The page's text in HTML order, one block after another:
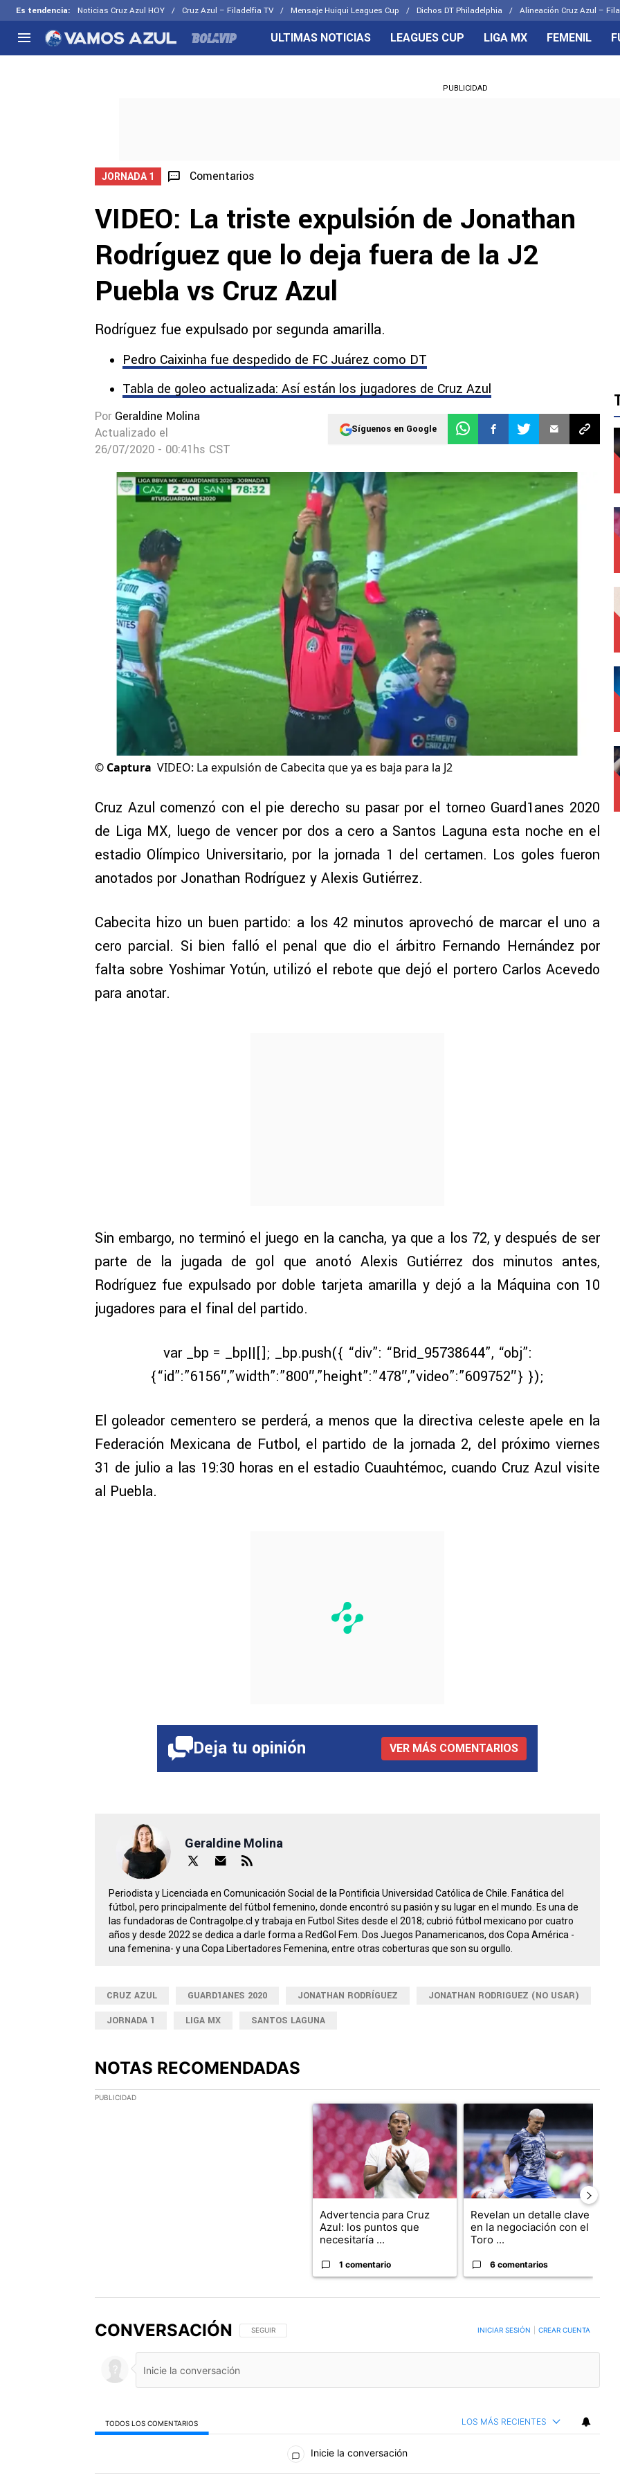
Es tendencia: Noticias Cruz Azul HOY Cruz Azul – Filadelfia TV Mensaje Huiqui Leagues Cup Dichos DT Philadelphia Alineación Cruz Azul –
Selección Mexicana
CELESTES
ULTIMAS NOTICIAS LEAGUES CUP LIGA MX FEMENIL
PUBLICIDAD
JORNADA 1 Comentarios
VIDEO: La triste expulsión de Jonathan
Rodríguez que lo deja fuera de la J2
Puebla vs Cruz Azul
Rodríguez fue expulsado por segunda amarilla.
Pedro Caixinha fue despedido de FC Juárez como DT
Tabla de goleo actualizada: Así están los jugadores de Cruz Azul
Por Geraldine Molina
Actualizado el
26/07/2020 - 00:41hs CST
Síguenos en Google
© Captura VIDEO: La expulsión de Cabecita que ya es baja para la J2
Cruz Azul comenzó con el pie derecho su pasar por el torneo Guard1anes 2020
de Liga MX, luego de vencer por dos a cero a Santos Laguna esta noche en el
estadio Olímpico Universitario, por la jornada 1 del certamen. Los goles fueron
anotados por Jonathan Rodríguez y Alexis Gutiérrez.
Cabecita hizo un buen partido: a los 42 minutos aprovechó de marcar el uno a
cero parcial. Si bien falló el penal que dio el árbitro Fernando Hernández por
falta sobre Yoshimar Yotún, utilizó el rebote que dejó el portero Carlos Acevedo
para anotar.
Sin embargo, no terminó el juego en la cancha, ya que a los 72, y después de ser
parte de la jugada de gol que anotó Alexis Gutiérrez dos minutos antes,
Rodríguez fue expulsado por doble tarjeta amarilla y dejó a la Máquina con 10
jugadores para el final del partido.
var _bp = _bp||[]; _bp.push({ “div”: “Brid_95738644”, “obj”:
{“id”:”6156″,”width”:”800″,”height”:”478″,”video”:”609752″} });
El goleador cementero se perderá, a menos que la directiva celeste apele en la
Federación Mexicana de Futbol, el partido de la jornada 2, del próximo viernes
31 de julio a las 19:30 horas en el estadio Cuauhtémoc, cuando Cruz Azul visite
al Puebla.
Deja tu opinión VER MÁS COMENTARIOS
Geraldine Molina
Periodista y Licenciada en Comunicación Social de la Pontificia Universidad Católica de Chile. Fanática del
fútbol, pero principalmente del fútbol femenino, donde encontró su pasión y su lugar en el mundo. Es una de
las fundadoras de Contragolpe.cl y trabaja en Futbol Sites desde el 2018; cubrió fútbol mexicano por cuatro
años y desde 2022 se dedica a darle forma a RedGol Fem. Dos Juegos Panamericanos, dos Copa América -
una femenina- y una Copa Libertadores Femenina, entre otras coberturas que son su orgullo.
CRUZ AZUL GUARD1ANES 2020 JONATHAN RODRÍGUEZ
JONATHAN RODRIGUEZ (NO USAR)
JORNADA 1
LIGA MX SANTOS LAGUNA
NOTAS RECOMENDADAS
Este listado muestra los artículos con más comentarios en los últimos 7 días.
PUBLICIDAD
Un artículo de tendencia con el título "Advertencia para Cruz Azul:
Advertencia para Cruz
Azul: los puntos que
necesitaría ...
1 comentario
Un artículo de tendencia con el
Revelan un detalle clave
en la negociación con el
Toro ...
6 comentarios
CONVERSACIÓN SIGA ESTA CONVERSACIÓN PARA RECIBIR NOTIFICACIONES CUANDO SE PUBLIQUEN NUEVOS
SEGUIR INICIAR SESIÓN CREAR CUENTA
TODOS LOS COMENTARIOS LOS MÁS RECIENTES
Inicie la conversación